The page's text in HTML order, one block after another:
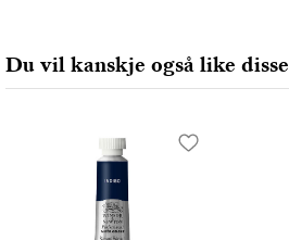
1160 Köpenhamn K, Denmark
city@stelling.dk
Produsent
Daniel Smith
Daniel Smith Inc
Du vil kanskje også like disse